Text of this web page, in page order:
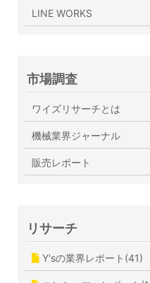
LINE WORKS
市場調査
ワイズリサーチとは
機械業界ジャーナル
販売レポート
リサーチ
Y'sの業界レポート(41)